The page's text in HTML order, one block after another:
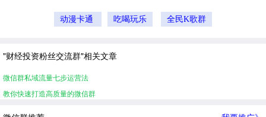
动漫卡通 吃喝玩乐 全民K歌群
"财经投资粉丝交流群"相关文章
微信群私域流量七步运营法
教你快速打造高质量的微信群